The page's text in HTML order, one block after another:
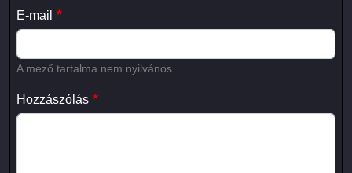
E-mail
A mező tartalma nem nyilvános.
Hozzászólás